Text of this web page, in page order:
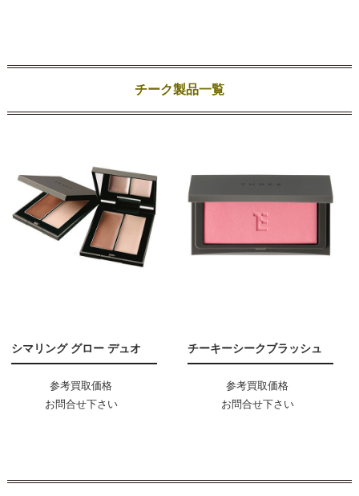
チーク製品一覧
シマリング グロー デュオ
参考買取価格
お問合せ下さい
チーキーシークブラッシュ
参考買取価格
お問合せ下さい